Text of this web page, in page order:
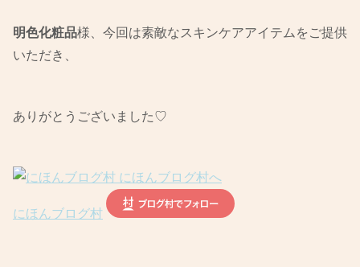
明色化粧品様、今回は素敵なスキンケアアイテムをご提供
いただき、
ありがとうございました♡
にほんブログ村